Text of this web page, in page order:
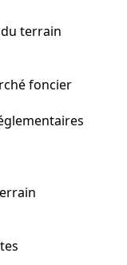
terrain
foncier